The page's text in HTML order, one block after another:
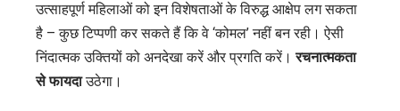
उत्साहपूर्ण महिलाओं को इन विशेषताओं के विरुद्ध आक्षेप लग सकता
है – कुछ टिप्पणी कर सकते हैं कि वे ‘कोमल’ नहीं बन रही। ऐसी
निंदात्मक उक्तियों को अनदेखा करें और प्रगति करें।रचनात्मकता
से फायदाउठेगा।